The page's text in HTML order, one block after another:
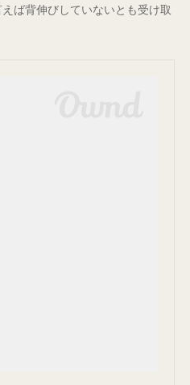
ば背伸びしていないとも受け取